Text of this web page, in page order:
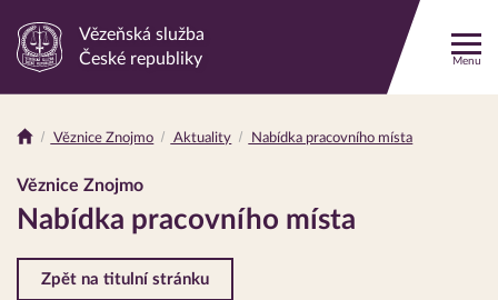
Odkaz
stránku
Vězeňská služba
České republiky
Menu
Drobečková
navigace
Věznice Znojmo Aktuality Nabídka pracovního místa
Věznice Znojmo
Nabídka pracovního místa
Zpět na titulní stránku